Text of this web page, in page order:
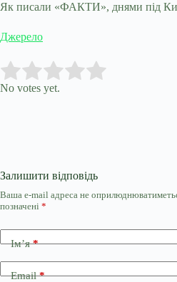
Як писали «ФАКТИ», днями під
Джерело
Rate this item:
No votes yet.
Залишити відповідь
Ваша e-mail адреса не
позначені *
Ім’я*
Email*